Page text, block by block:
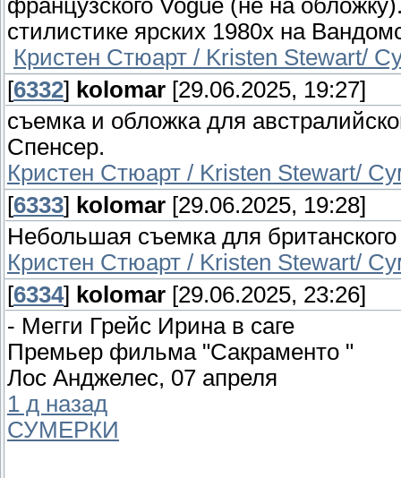
французского Vogue (не на
стилистике ярских 1980х на
Кристен Стюарт / Kristen Stewart/
[6332] kolomar [29.06.2025, 19:27]
съемка и обложка для
Спенсер.
Кристен Стюарт / Kristen Stewart/
[6333] kolomar [29.06.2025, 19:28]
Небольшая съемка для
Кристен Стюарт / Kristen Stewart/
[6334] kolomar [29.06.2025, 23:26]
- Мегги Грейс Ирина в саге
Премьер фильма "Сакраменто "
Лос Анджелес, 07 апреля
1 д назад
СУМЕРКИ